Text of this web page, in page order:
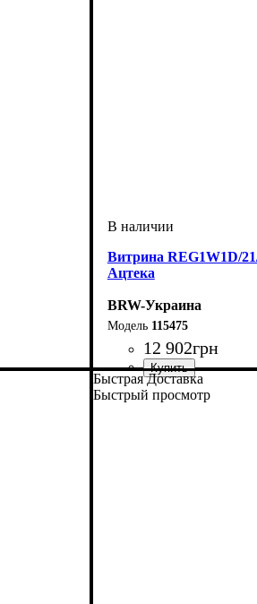
Витрина REG1W1D/
Ацтека
BRW-Украина
115475
12 902грн
ширина, мм: 600
высота, мм: 2100
глубина, мм: 410
Быстрая Доставка
Быстрый просмотр